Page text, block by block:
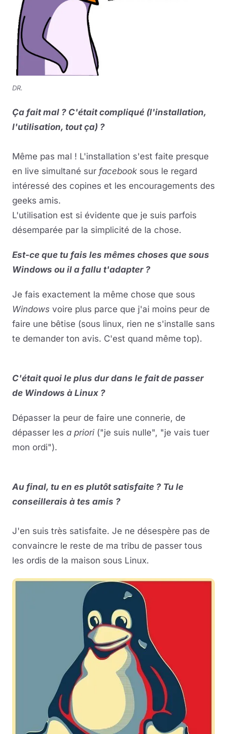
DR.
Ça fait mal ? C'était compliqué (l'installation,
l'utilisation, tout ça) ?
Même pas mal ! L'installation s'est faite presque
en live simultané sur facebook sous le regard
intéressé des copines et les encouragements des
geeks amis.
L'utilisation est si évidente que je suis parfois
désemparée par la simplicité de la chose.
Est-ce que tu fais les mêmes choses que sous
Windows ou il a fallu t'adapter ?
Je fais exactement la même chose que sous
Windows voire plus parce que j'ai moins peur de
faire une bêtise (sous linux, rien ne s'installe sans
te demander ton avis. C'est quand même top).
C'était quoi le plus dur dans le fait de passer
de Windows à Linux ?
Dépasser la peur de faire une connerie, de
dépasser les a priori("je suis nulle", "je vais tuer
mon ordi").
Au final, tu en es plutôt satisfaite ? Tu le
conseillerais à tes amis ?
J'en suis très satisfaite. Je ne désespère pas de
convaincre le reste de ma tribu de passer tous
les ordis de la maison sous Linux.